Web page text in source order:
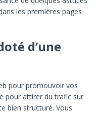
les premières pages
d’une
pour promouvoir vos
pour attirer du trafic sur
bien structuré. Vous